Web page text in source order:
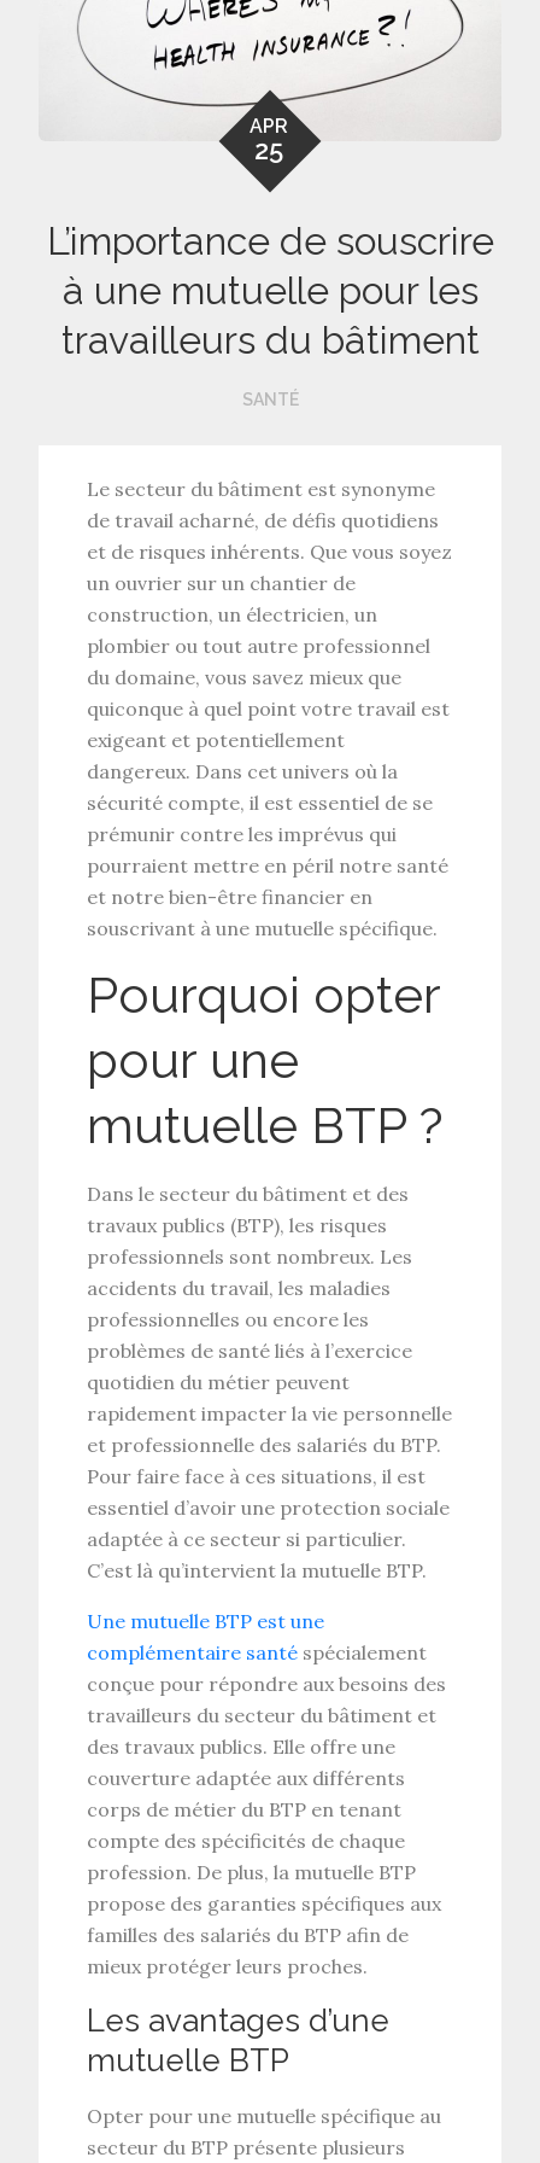
APR
25
L’importance de souscrire
à une mutuelle pour les
travailleurs du bâtiment
SANTÉ
Le secteur du bâtiment est synonyme
de travail acharné, de défis quotidiens
et de risques inhérents. Que vous soyez
un ouvrier sur un chantier de
construction, un électricien, un
plombier ou tout autre professionnel
du domaine, vous savez mieux que
quiconque à quel point votre travail est
exigeant et potentiellement
dangereux. Dans cet univers où la
sécurité compte, il est essentiel de se
prémunir contre les imprévus qui
pourraient mettre en péril notre santé
et notre bien-être financier en
souscrivant à une mutuelle spécifique.
Pourquoi opter
pour une
mutuelle BTP ?
Dans le secteur du bâtiment et des
travaux publics (BTP), les risques
professionnels sont nombreux. Les
accidents du travail, les maladies
professionnelles ou encore les
problèmes de santé liés à l’exercice
quotidien du métier peuvent
rapidement impacter la vie personnelle
et professionnelle des salariés du BTP.
Pour faire face à ces situations, il est
essentiel d’avoir une protection sociale
adaptée à ce secteur si particulier.
C’est là qu’intervient la mutuelle BTP.
Une mutuelle BTP est une
complémentaire santé spécialement
conçue pour répondre aux besoins des
travailleurs du secteur du bâtiment et
des travaux publics. Elle offre une
couverture adaptée aux différents
corps de métier du BTP en tenant
compte des spécificités de chaque
profession. De plus, la mutuelle BTP
propose des garanties spécifiques aux
familles des salariés du BTP afin de
mieux protéger leurs proches.
Les avantages d’une
mutuelle BTP
Opter pour une mutuelle spécifique au
secteur du BTP présente plusieurs